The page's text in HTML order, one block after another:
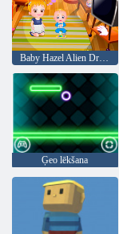
Ģeo lēkšana